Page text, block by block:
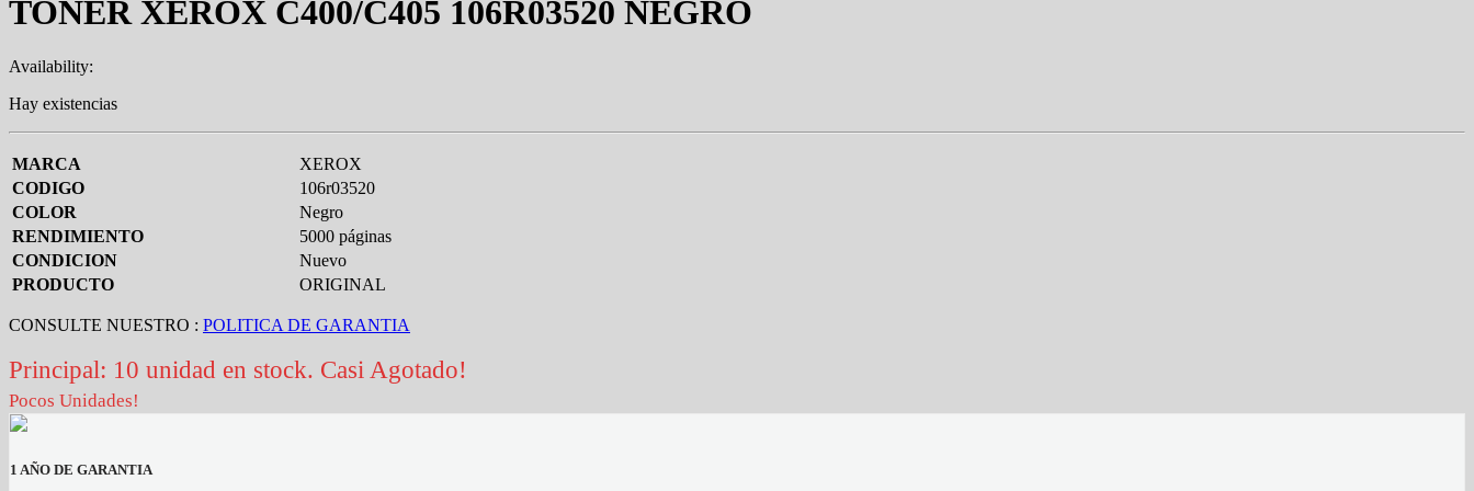
TONER XEROX C400/C405 106R03520 NEGRO
Availability:
Hay existencias
MARCA
XEROX
CODIGO
106r03520
COLOR
Negro
RENDIMIENTO
5000 páginas
CONDICION
Nuevo
PRODUCTO
ORIGINAL
CONSULTE NUESTRO : POLITICA DE GARANTIA
Principal: 10 unidad en stock. Casi Agotado!
Pocos Unidades!
1 AÑO DE GARANTIA